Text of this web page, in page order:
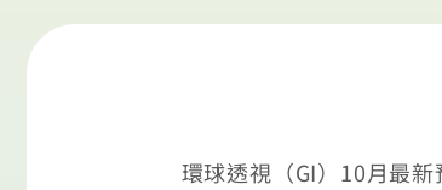
環球透視（GI）10月最新